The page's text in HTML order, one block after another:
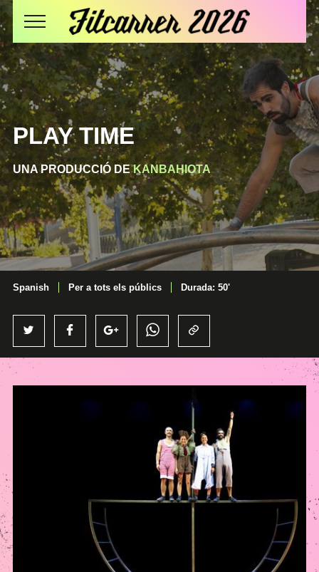
PLAY TIME
UNA PRODUCCIÓ DEKANBAHIOTA
Spanish Per a tots els públics Durada: 50'